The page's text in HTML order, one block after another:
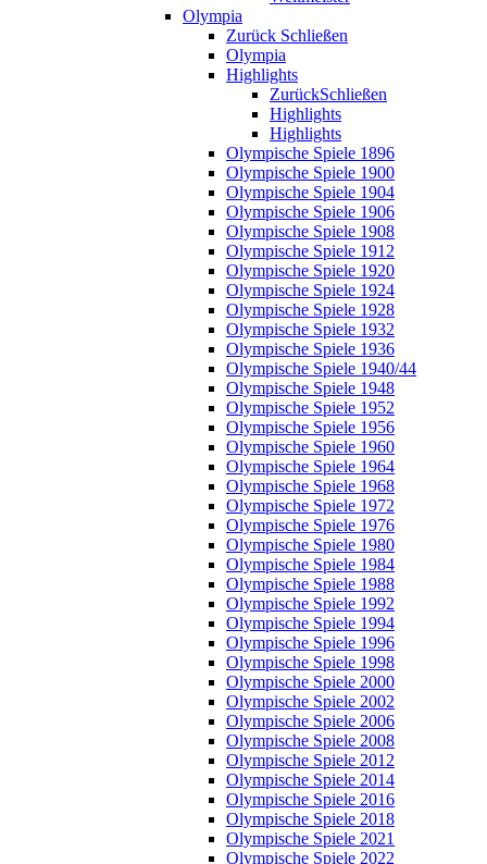
Olympia
Zurück Schließen
Olympia
Highlights
ZurückSchließen
Highlights
Highlights
Olympische Spiele 1896
Olympische Spiele 1900
Olympische Spiele 1904
Olympische Spiele 1906
Olympische Spiele 1908
Olympische Spiele 1912
Olympische Spiele 1920
Olympische Spiele 1924
Olympische Spiele 1928
Olympische Spiele 1932
Olympische Spiele 1936
Olympische Spiele 1940/44
Olympische Spiele 1948
Olympische Spiele 1952
Olympische Spiele 1956
Olympische Spiele 1960
Olympische Spiele 1964
Olympische Spiele 1968
Olympische Spiele 1972
Olympische Spiele 1976
Olympische Spiele 1980
Olympische Spiele 1984
Olympische Spiele 1988
Olympische Spiele 1992
Olympische Spiele 1994
Olympische Spiele 1996
Olympische Spiele 1998
Olympische Spiele 2000
Olympische Spiele 2002
Olympische Spiele 2006
Olympische Spiele 2008
Olympische Spiele 2012
Olympische Spiele 2014
Olympische Spiele 2016
Olympische Spiele 2018
Olympische Spiele 2021
Olympische Spiele 2022